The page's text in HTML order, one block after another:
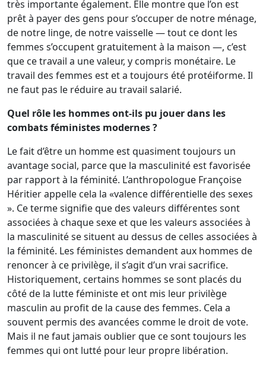
très importante également. Elle montre que l’on est
prêt à payer des gens pour s’occuper de notre ménage,
de notre linge, de notre vaisselle — tout ce dont les
femmes s’occupent gratuitement à la maison —, c’est
que ce travail a une valeur, y compris monétaire. Le
travail des femmes est et a toujours été protéiforme. Il
ne faut pas le réduire au travail salarié.
Quel rôle les hommes ont-ils pu jouer dans les
combats féministes modernes ?
Le fait d’être un homme est quasiment toujours un
avantage social, parce que la masculinité est favorisée
par rapport à la féminité. L’anthropologue Françoise
Héritier appelle cela la «valence différentielle des sexes
». Ce terme signifie que des valeurs différentes sont
associées à chaque sexe et que les valeurs associées à
la masculinité se situent au dessus de celles associées à
la féminité. Les féministes demandent aux hommes de
renoncer à ce privilège, il s’agit d’un vrai sacrifice.
Historiquement, certains hommes se sont placés du
côté de la lutte féministe et ont mis leur privilège
masculin au profit de la cause des femmes. Cela a
souvent permis des avancées comme le droit de vote.
Mais il ne faut jamais oublier que ce sont toujours les
femmes qui ont lutté pour leur propre libération.